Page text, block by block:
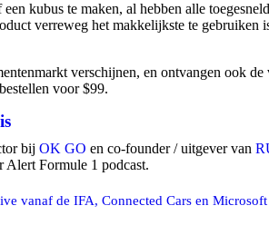
kubus te maken, al hebben alle
verreweg het makkelijkste te
verschijnen, en ontvangen ook
voor $99.
bij OK GO en co-founder / uitgever van
Alert Formule 1 podcast.
vanaf de IFA, Connected Cars en